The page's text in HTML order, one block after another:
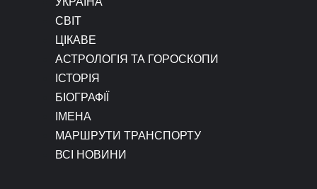
СВІТ
ЦІКАВЕ
АСТРОЛОГІЯ ТА ГОРОСКОПИ
ІСТОРІЯ
БІОГРАФІЇ
ІМЕНА
МАРШРУТИ ТРАНСПОРТУ
ВСІ НОВИНИ